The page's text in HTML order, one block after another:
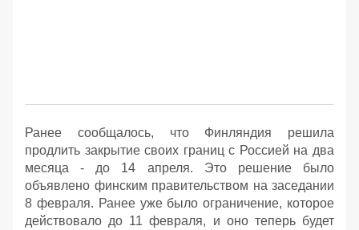
Ранее сообщалось, что Финляндия решила
продлить закрытие своих границ с Россией на два
месяца - до 14 апреля. Это решение было
объявлено финским правительством на заседании
8 февраля. Ранее уже было ограничение, которое
действовало до 11 февраля, и оно теперь будет